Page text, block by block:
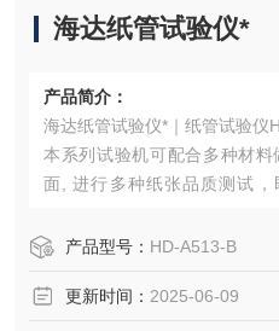
海达纸管试验仪*
产品简介：
海达纸管试验仪*｜纸管试验仪
本系列试验机可配合多种材
面, 进行多种纸张品质测试，
种测试, 是结合多项功能于一身
产品型号： HD-A513-B
更新时间： 2025-06-09